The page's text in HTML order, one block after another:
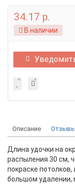
34.17 р.
В наличии
Описание Отзывы
Длина удочки на
распыления 30 см,
покраске
большом удалении,